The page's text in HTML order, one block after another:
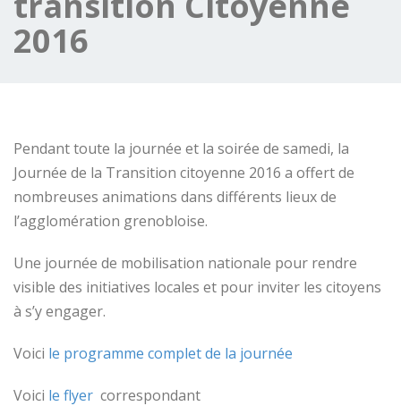
2016
Pendant toute la journée et la soirée de samedi, la
Journée de la Transition citoyenne 2016 a offert de
nombreuses animations dans différents lieux de
l’agglomération grenobloise.
Une journée de mobilisation nationale pour rendre
visible des initiatives locales et pour inviter les citoyens
à s’y engager.
Voici le programme complet de la journée
Voici le flyer correspondant